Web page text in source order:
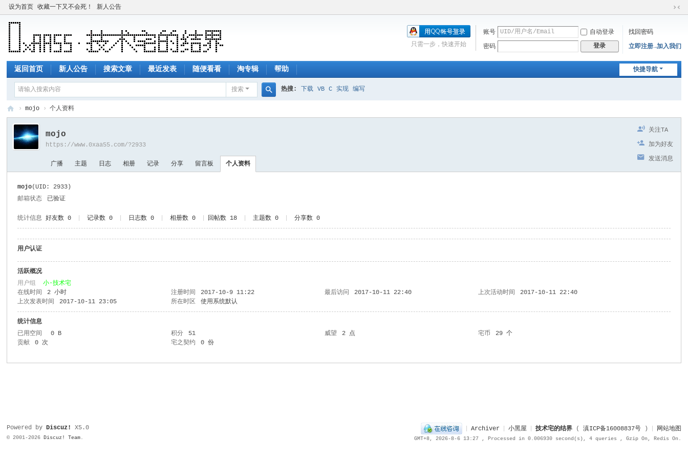
设为首页 收藏一下又不会死！ 新人公告
切
窄
账号 自动登录
找回密码
密码
登录 立即注册→加入我们
只需一步，快速开始
快捷导航
返回首页 新人公告 搜索文章 最近发表 随便看看 淘专辑 帮助
搜索
索
热搜: 下载 VB C 实现 编写
技
术
宅
› mojo › 个人资料
关注TA
加为好友
发送消息
mojo
https://www.0xaa55.com/?2933
广播 主题 日志 相册 记录 分享 留言板 个人资料
mojo(UID: 2933)
邮箱状态
已验证
统计信息 好友数 0 记录数 0 日志数 0 相册数 0 回帖数 18 主题数 0 分享数 0
用户认证
活跃概况
用户组小·技术宅
在线时间
2 小时 注册时间 2017-10-9 11:22 最后访问 2017-10-11 22:40 上次活动时间
2017-10-11 22:40
上次发表时间
2017-10-11 23:05 所在时区 使用系统默认
统计信息
已用空间
0 B 积分 51 威望 2 点 宅币
29 个
贡献
0 次 宅之契约 0 份
Archiver 小黑屋 技术宅的结界( 滇ICP备16008837号) 网站地图
GMT+8, 2026-8-6 13:27, Processed in 0.006930 second(s), 4 queries , Gzip On, Redis On.
Powered byDiscuz! X5.0
© 2001-2026 Discuz! Team.